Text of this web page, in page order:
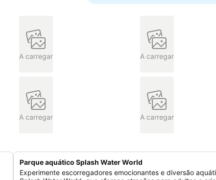
A carregar A carregar
A carregar A carregar
Parque aquático Splash Water World
Experimente escorregadores emocionantes e diversão